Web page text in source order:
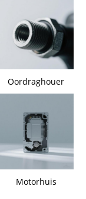
Oordraghouer
Motorhuis